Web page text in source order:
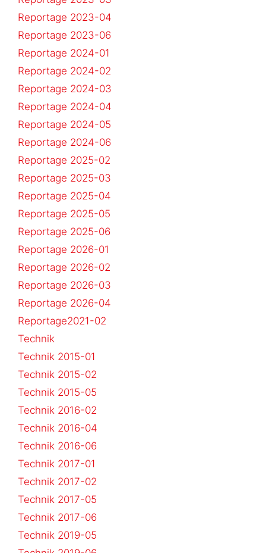
Reportage 2023-04
Reportage 2023-06
Reportage 2024-01
Reportage 2024-02
Reportage 2024-03
Reportage 2024-04
Reportage 2024-05
Reportage 2024-06
Reportage 2025-02
Reportage 2025-03
Reportage 2025-04
Reportage 2025-05
Reportage 2025-06
Reportage 2026-01
Reportage 2026-02
Reportage 2026-03
Reportage 2026-04
Reportage2021-02
Technik
Technik 2015-01
Technik 2015-02
Technik 2015-05
Technik 2016-02
Technik 2016-04
Technik 2016-06
Technik 2017-01
Technik 2017-02
Technik 2017-05
Technik 2017-06
Technik 2019-05